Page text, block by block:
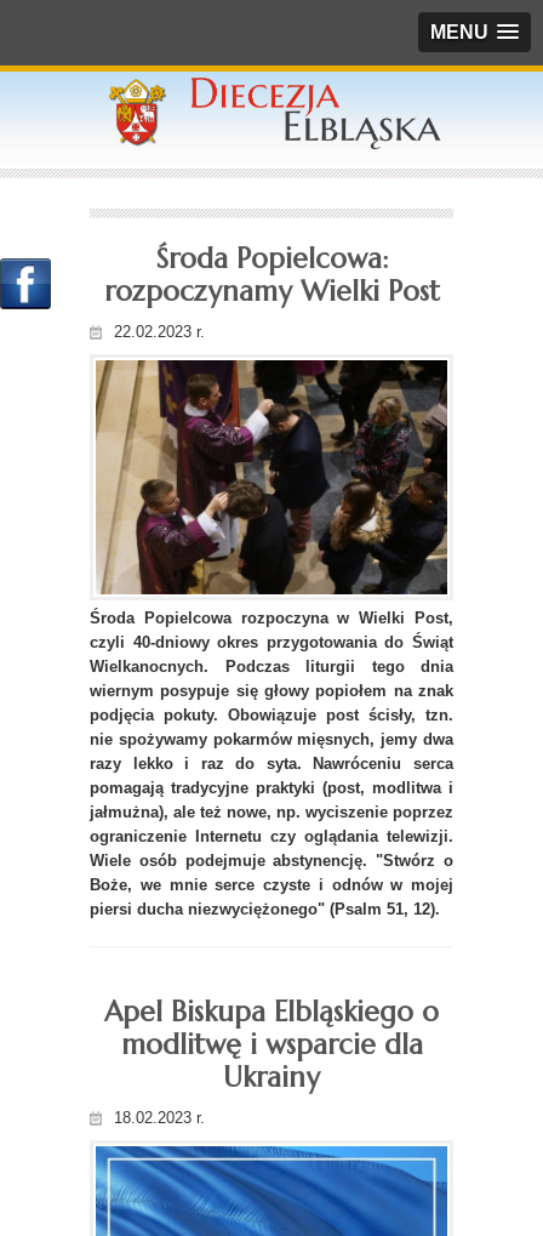
MENU
Środa Popielcowa:
rozpoczynamy Wielki Post
22.02.2023 r.
Środa Popielcowa rozpoczyna w Wielki Post,
czyli 40-dniowy okres przygotowania do Świąt
Wielkanocnych. Podczas liturgii tego dnia
wiernym posypuje się głowy popiołem na znak
podjęcia pokuty. Obowiązuje post ścisły, tzn.
nie spożywamy pokarmów mięsnych, jemy dwa
razy lekko i raz do syta. Nawróceniu serca
pomagają tradycyjne praktyki (post, modlitwa i
jałmużna), ale też nowe, np. wyciszenie poprzez
ograniczenie Internetu czy oglądania telewizji.
Wiele osób podejmuje abstynencję. "Stwórz o
Boże, we mnie serce czyste i odnów w mojej
piersi ducha niezwyciężonego" (Psalm 51, 12).
Apel Biskupa Elbląskiego o
modlitwę i wsparcie dla
Ukrainy
18.02.2023 r.